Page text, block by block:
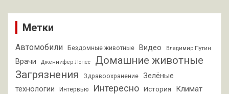
Метки
Автомобили Бездомные животные Видео Владимир Путин
Врачи Дженнифер Лопес
Домашние животные
Загрязнения
Здравоохранение
Зелёные
технологии
Интервью Интересно История Климат